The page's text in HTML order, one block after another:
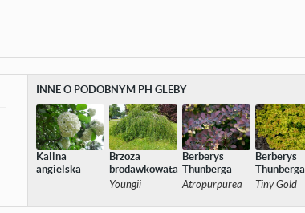
INNE O PODOBNYM PH GLEBY
Kalina
angielska
Brzoza
brodawkowata
Youngii
Berberys
Thunberga
Atropurpurea
Berberys
Thunberga
Tiny Gold